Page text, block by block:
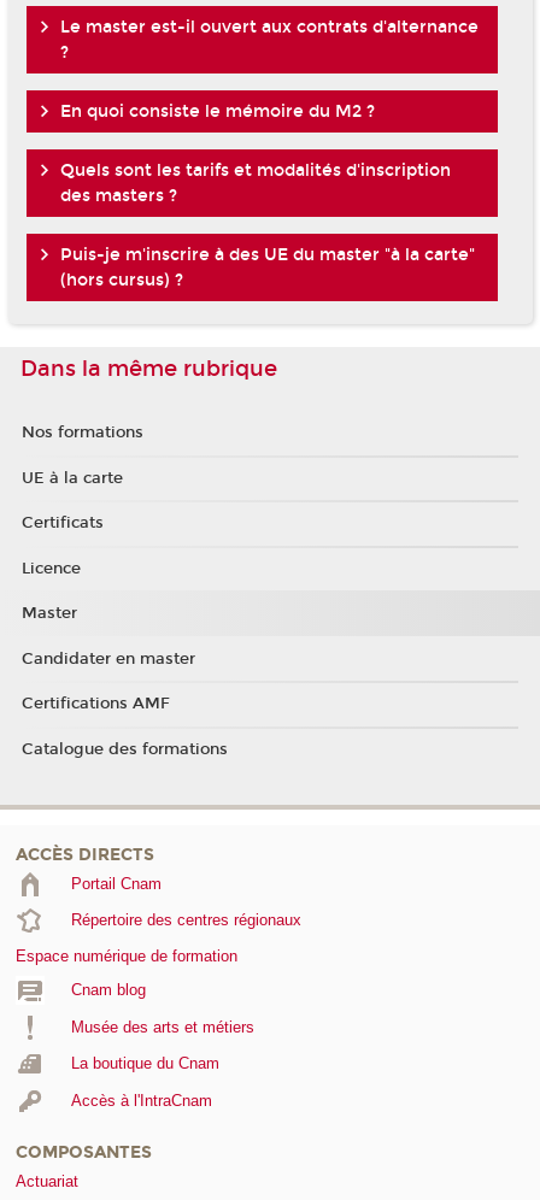
Le master est-il ouvert aux contrats d'alternance
?
En quoi consiste le mémoire du M2 ?
Quels sont les tarifs et modalités d'inscription
des masters ?
Puis-je m'inscrire à des UE du master "à la carte"
(hors cursus) ?
Dans la même rubrique
Nos formations
UE à la carte
Certificats
Licence
Master
Candidater en master
Certifications AMF
Catalogue des formations
ACCÈS DIRECTS
Portail Cnam
Répertoire des centres régionaux
Espace numérique de formation
Cnam blog
Musée des arts et métiers
La boutique du Cnam
Accès à l'IntraCnam
COMPOSANTES
Actuariat